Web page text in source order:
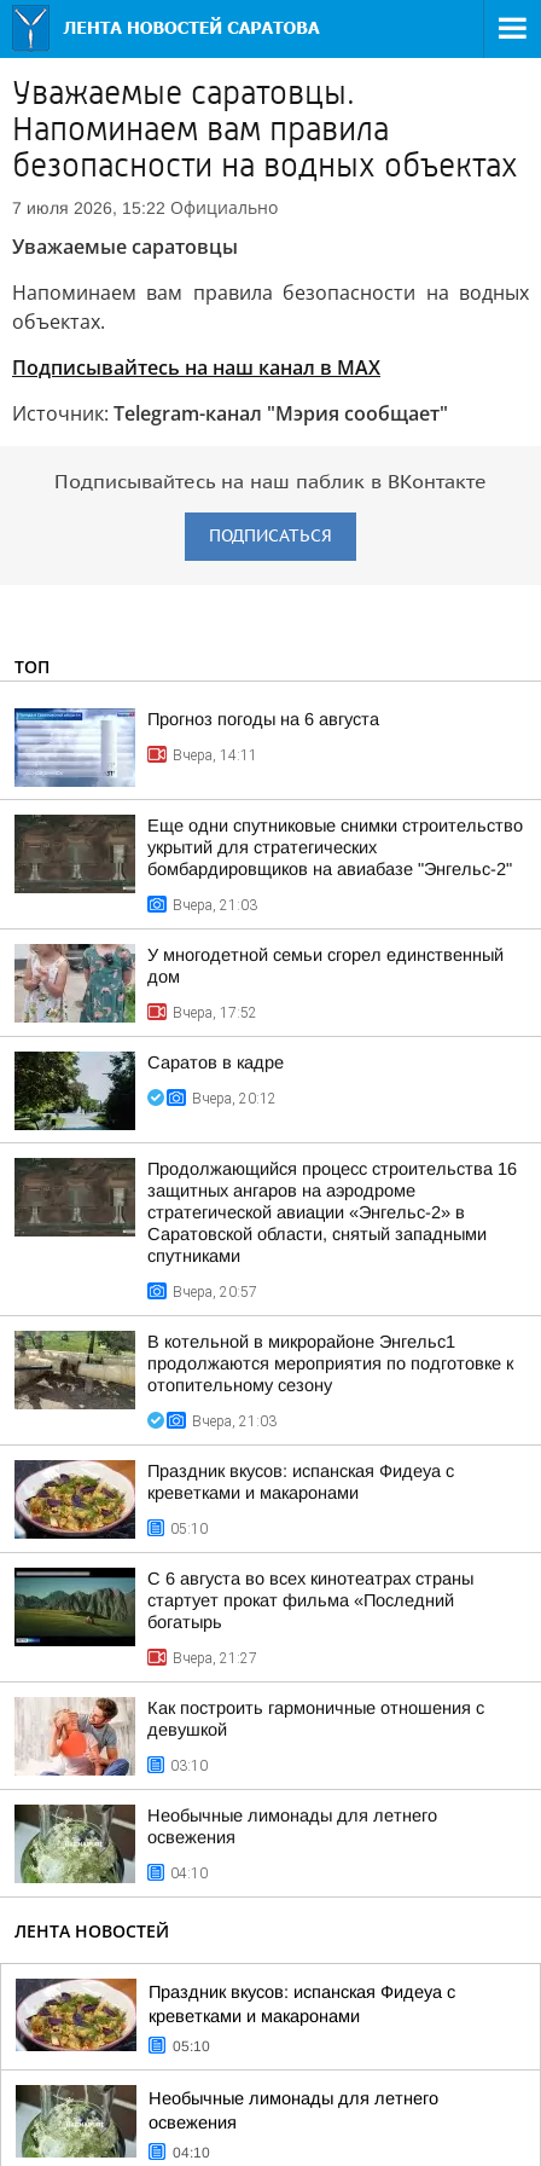
Уважаемые саратовцы.
Напоминаем вам правила
безопасности на водных объектах
7 июля 2026, 15:22 Официально
Уважаемые саратовцы
Напоминаем вам правила безопасности на водных
объектах.
Подписывайтесь на наш канал в MAX
Источник: Telegram-канал "Мэрия сообщает"
Подписывайтесь на наш паблик в ВКонтакте
ПОДПИСАТЬСЯ
ТОП
Прогноз погоды на 6 августа
Вчера, 14:11
Еще одни спутниковые снимки строительство
укрытий для стратегических
бомбардировщиков на авиабазе "Энгельс-2"
Вчера, 21:03
У многодетной семьи сгорел единственный
дом
Вчера, 17:52
Саратов в кадре
Вчера, 20:12
Продолжающийся процесс строительства 16
защитных ангаров на аэродроме
стратегической авиации «Энгельс-2» в
Саратовской области, снятый западными
спутниками
Вчера, 20:57
В котельной в микрорайоне Энгельс1
продолжаются мероприятия по подготовке к
отопительному сезону
Вчера, 21:03
Праздник вкусов: испанская Фидеуа с
креветками и макаронами
05:10
С 6 августа во всех кинотеатрах страны
стартует прокат фильма «Последний
богатырь
Вчера, 21:27
Как построить гармоничные отношения с
девушкой
03:10
Необычные лимонады для летнего
освежения
04:10
ЛЕНТА НОВОСТЕЙ
Праздник вкусов: испанская Фидеуа с
креветками и макаронами
05:10
Необычные лимонады для летнего
освежения
04:10